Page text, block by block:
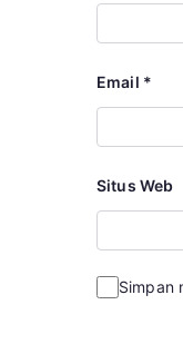
Email *
Situs Web
Simpan